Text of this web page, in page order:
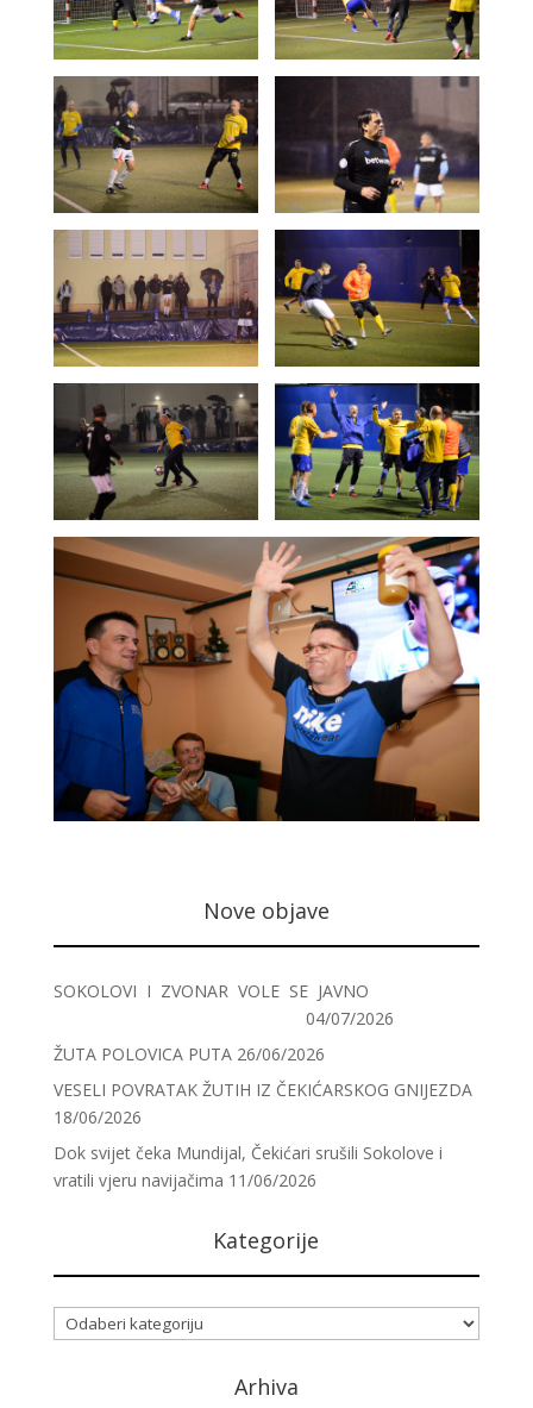
Nove objave
SOKOLOVI I ZVONAR VOLE SE JAVNO
04/07/2026
ŽUTA POLOVICA PUTA 26/06/2026
VESELI POVRATAK ŽUTIH IZ ČEKIĆARSKOG GNIJEZDA
18/06/2026
Dok svijet čeka Mundijal, Čekićari srušili Sokolove i
vratili vjeru navijačima 11/06/2026
Kategorije
Kategorije
Arhiva